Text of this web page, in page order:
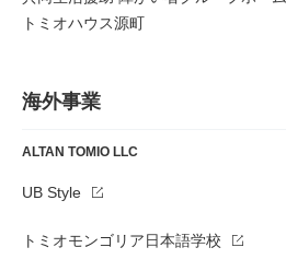
トミオハウス源町
海外事業
ALTAN TOMIO LLC
UB Style
トミオモンゴリア日本語学校